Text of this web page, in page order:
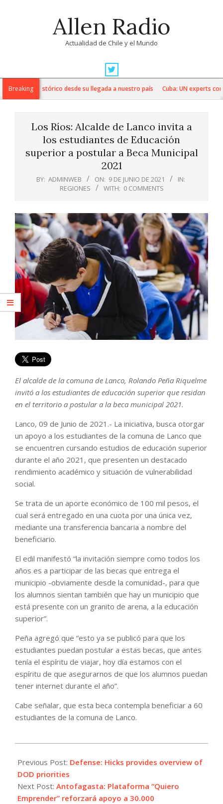
Allen Radio
Actualidad de Chile y el Mundo
Navigation
MenuBreaking
line up histórico desde su llegada a nuestro país Cuba: UN experts
Los Ríos: Alcalde de Lanco invita a
los estudiantes de Educación
superior a postular a Beca Municipal
2021
BY: ADMINWEB ON: 9 DE JUNIO DE 2021
IN:
REGIONES
WITH: 0 COMMENTS
El alcalde de la comuna de Lanco, Rolando Peña Riquelme
invitó a los estudiantes de educación superior que residan
en el territorio a postular a la beca municipal 2021.
Lanco, 09 de Junio de 2021.- La iniciativa, busca otorgar
un apoyo a los estudiantes de la comuna de Lanco que
se encuentren cursando estudios de educación superior
durante el año 2021, que presenten un destacado
rendimiento académico y situación de vulnerabilidad
social.
Se trata de un aporte económico de 100 mil pesos, el
cual será entregado en una cuota por una única vez,
mediante una transferencia bancaria a nombre del
beneficiario.
El edil manifestó “la invitación siempre como todos los
años es a participar de las becas que entrega el
municipio -obviamente desde la comunidad-, para que
los alumnos sientan también que hay un municipio que
está presente con un granito de arena, a la educación
superior”.
Peña agregó que “esto ya se publicó para que los
estudiantes puedan postular a estas becas, que antes
tenía el espíritu de viajar, hoy día estamos con el
espíritu de que asegurarnos de que los alumnos puedan
tener internet durante el año”.
Cabe señalar, que esta beca contempla beneficiar a 60
estudiantes de la comuna de Lanco.
06-
09
Previous Post: Defense: Hicks provides overview of
DOD priorities
Next Post: Antofagasta: Plataforma “Quiero
Emprender” reforzará apoyo a 30.000